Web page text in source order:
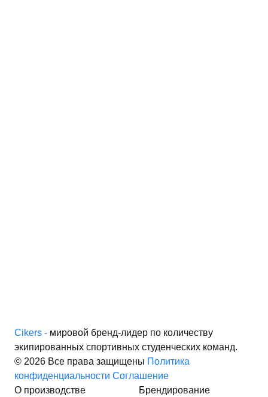
Cikers - мировой бренд-лидер по количеству
экипированных спортивных студенческих команд.
© 2026 Все права защищены Политика
конфиденциальности Соглашение
О производстве
Брендирование